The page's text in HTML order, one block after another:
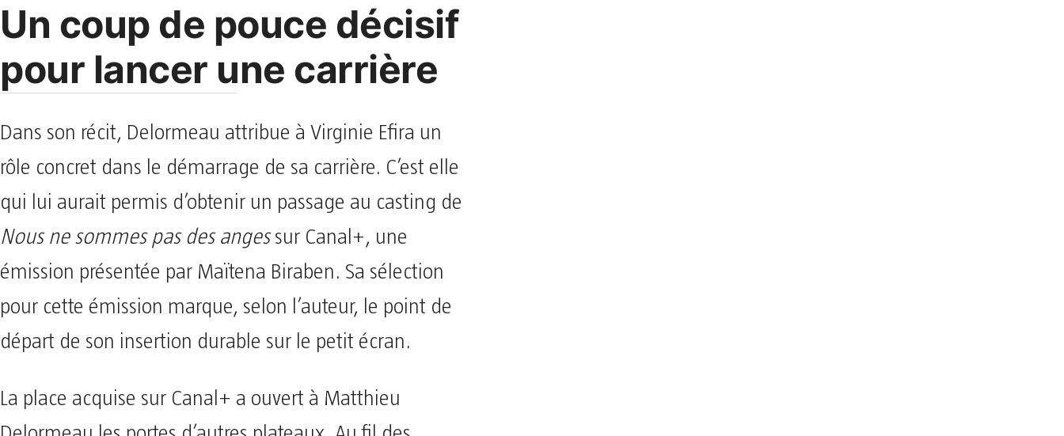
Un coup de pouce décisif
pour lancer une carrière
Dans son récit, Delormeau attribue à Virginie Efira un
rôle concret dans le démarrage de sa carrière. C’est elle
qui lui aurait permis d’obtenir un passage au casting de
Nous ne sommes pas des angessur Canal+, une
émission présentée par Maïtena Biraben. Sa sélection
pour cette émission marque, selon l’auteur, le point de
départ de son insertion durable sur le petit écran.
La place acquise sur Canal+ a ouvert à Matthieu